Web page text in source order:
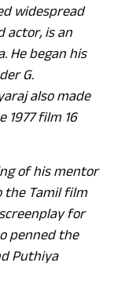
widespread
actor, is an
He began his
G.
also made
1977 film16
of his mentor
the Tamil film
for
penned the
Puthiya